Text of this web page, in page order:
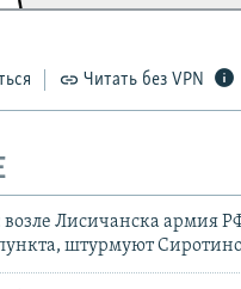
Читать без VPN
Лисичанска армия
штурмуют